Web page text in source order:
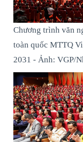
Chương trình văn
toàn quốc MTTQ
2031 - Ảnh: VGP/